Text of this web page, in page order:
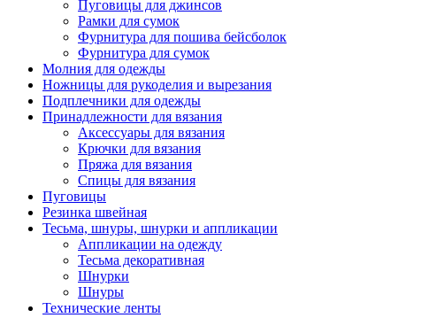
Пуговицы для джинсов
Рамки для сумок
Фурнитура для пошива бейсболок
Фурнитура для сумок
Молния для одежды
Ножницы для рукоделия и вырезания
Подплечники для одежды
Принадлежности для вязания
Аксессуары для вязания
Крючки для вязания
Пряжа для вязания
Спицы для вязания
Пуговицы
Резинка швейная
Тесьма, шнуры, шнурки и аппликации
Аппликации на одежду
Тесьма декоративная
Шнурки
Шнуры
Технические ленты